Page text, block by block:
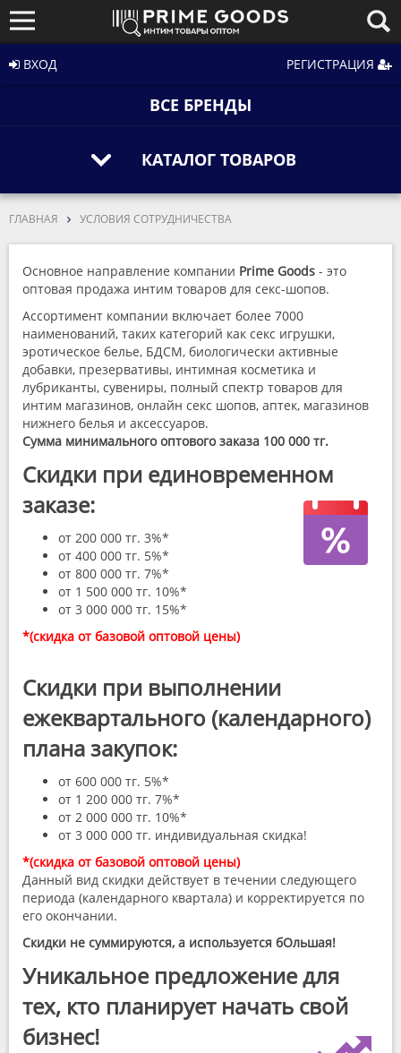
ВХОД РЕГИСТРАЦИЯ
ВСЕ БРЕНДЫ
КАТАЛОГ ТОВАРОВ
ГЛАВНАЯ УСЛОВИЯ СОТРУДНИЧЕСТВА
Основное направление компании Prime Goods - это
оптовая продажа интим товаров для секс-шопов.
Ассортимент компании включает более 7000
наименований, таких категорий как секс игрушки,
эротическое белье, БДСМ, биологически активные
добавки, презервативы, интимная косметика и
лубриканты, сувениры, полный спектр товаров для
интим магазинов, онлайн секс шопов, аптек, магазинов
нижнего белья и аксессуаров.
Сумма минимального оптового заказа 100 000 тг.
Скидки при единовременном
заказе:
от 200 000 тг. 3%*
от 400 000 тг. 5%*
от 800 000 тг. 7%*
от 1 500 000 тг. 10%*
от 3 000 000 тг. 15%*
*(скидка от базовой оптовой цены)
Скидки при выполнении
ежеквартального (календарного)
плана закупок:
от 600 000 тг. 5%*
от 1 200 000 тг. 7%*
от 2 000 000 тг. 10%*
от 3 000 000 тг. индивидуальная скидка!
*(скидка от базовой оптовой цены)
​​Данный вид скидки действует в течении следующего
периода (календарного квартала) и корректируется по
его окончании.
Скидки не суммируются, а используется бОльшая!
Уникальное предложение для
тех, кто планирует начать свой
бизнес!